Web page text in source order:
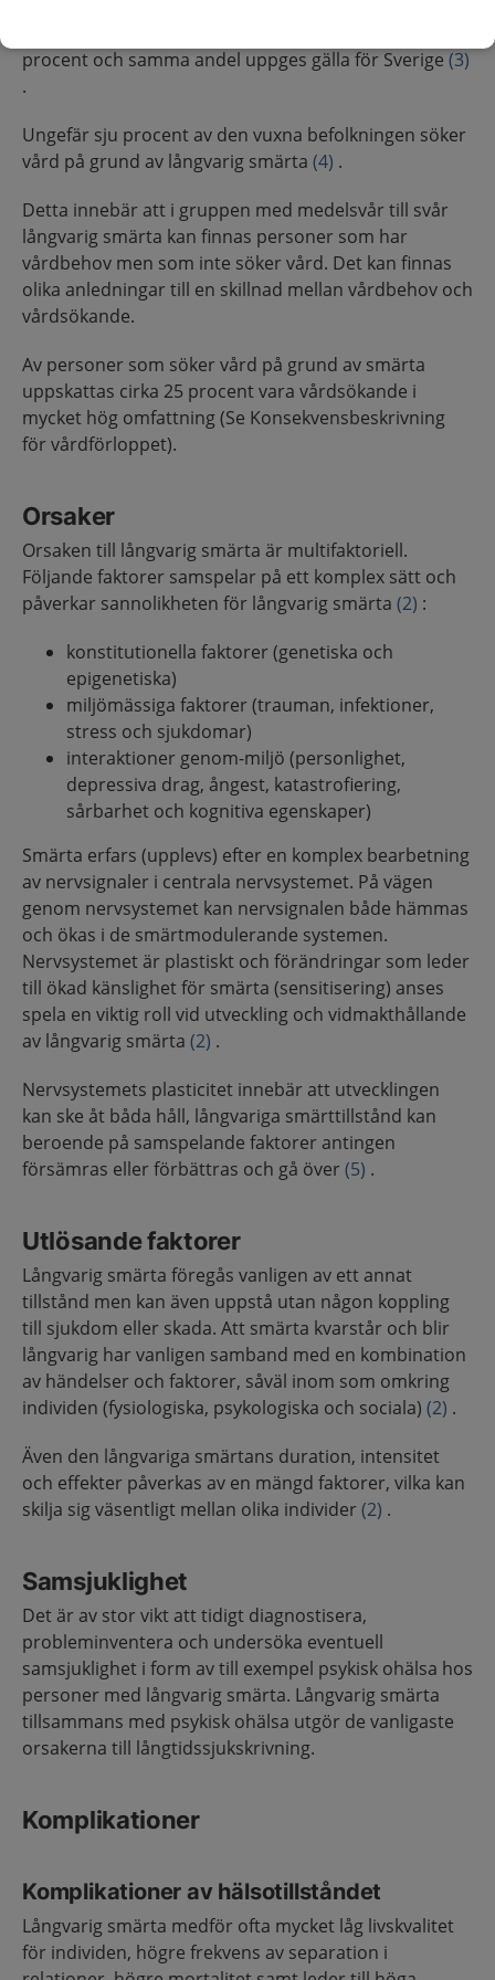
procent och samma andel uppges gälla för Sverige (3)
.
Ungefär sju procent av den vuxna befolkningen söker
vård på grund av långvarig smärta (4) .
Detta innebär att i gruppen med medelsvår till svår
långvarig smärta kan finnas personer som har
vårdbehov men som inte söker vård. Det kan finnas
olika anledningar till en skillnad mellan vårdbehov och
vårdsökande.
Av personer som söker vård på grund av smärta
uppskattas cirka 25 procent vara vårdsökande i
mycket hög omfattning (Se Konsekvensbeskrivning
för vårdförloppet).
Orsaker
Orsaken till långvarig smärta är multifaktoriell.
Följande faktorer samspelar på ett komplex sätt och
påverkar sannolikheten för långvarig smärta (2) :
konstitutionella faktorer (genetiska och
epigenetiska)
miljömässiga faktorer (trauman, infektioner,
stress och sjukdomar)
interaktioner genom-miljö (personlighet,
depressiva drag, ångest, katastrofiering,
sårbarhet och kognitiva egenskaper)
Smärta erfars (upplevs) efter en komplex bearbetning
av nervsignaler i centrala nervsystemet. På vägen
genom nervsystemet kan nervsignalen både hämmas
och ökas i de smärtmodulerande systemen.
Nervsystemet är plastiskt och förändringar som leder
till ökad känslighet för smärta (sensitisering) anses
spela en viktig roll vid utveckling och vidmakthållande
av långvarig smärta (2) .
Nervsystemets plasticitet innebär att utvecklingen
kan ske åt båda håll, långvariga smärttillstånd kan
beroende på samspelande faktorer antingen
försämras eller förbättras och gå över (5) .
Utlösande faktorer
Långvarig smärta föregås vanligen av ett annat
tillstånd men kan även uppstå utan någon koppling
till sjukdom eller skada. Att smärta kvarstår och blir
långvarig har vanligen samband med en kombination
av händelser och faktorer, såväl inom som omkring
individen (fysiologiska, psykologiska och sociala) (2) .
Även den långvariga smärtans duration, intensitet
och effekter påverkas av en mängd faktorer, vilka kan
skilja sig väsentligt mellan olika individer (2) .
Samsjuklighet
Det är av stor vikt att tidigt diagnostisera,
probleminventera och undersöka eventuell
samsjuklighet i form av till exempel psykisk ohälsa hos
personer med långvarig smärta. Långvarig smärta
tillsammans med psykisk ohälsa utgör de vanligaste
orsakerna till långtidssjukskrivning.
Komplikationer
Komplikationer av hälsotillståndet
Långvarig smärta medför ofta mycket låg livskvalitet
för individen, högre frekvens av separation i